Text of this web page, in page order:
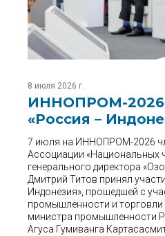
8 июля 2026 г.
ИННОПРОМ-2026,
«Россия –
7 июля на ИННОПРОМ-2026
Ассоциации «Национальных
генерального директора
Дмитрий Титов принял
Индонезия», прошедшей с
промышленности и
министра промышленности
Агуса Гумиванга